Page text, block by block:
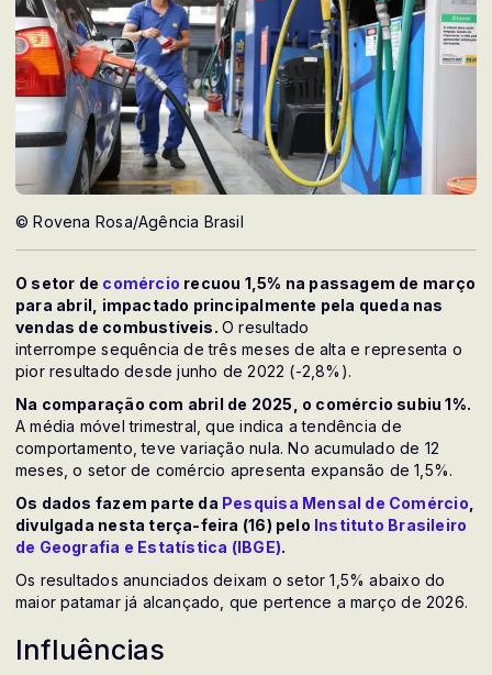
© Rovena Rosa/Agência Brasil
O setor de comércio recuou 1,5% na passagem de março
para abril, impactado principalmente pela queda nas
vendas de combustíveis.O resultado
interrompe sequência de três meses de alta e representa o
pior resultado desde junho de 2022 (-2,8%).
Na comparação com abril de 2025, o comércio subiu 1%.
A média móvel trimestral, que indica a tendência de
comportamento, teve variação nula. No acumulado de 12
meses, o setor de comércio apresenta expansão de 1,5%.
Os dados fazem parte da Pesquisa Mensal de Comércio
divulgada nesta terça-feira (16) pelo Instituto Brasileiro
de Geografia e Estatística (IBGE).
Os resultados anunciados deixam o setor 1,5% abaixo do
maior patamar já alcançado, que pertence a março de 2026.
Influências